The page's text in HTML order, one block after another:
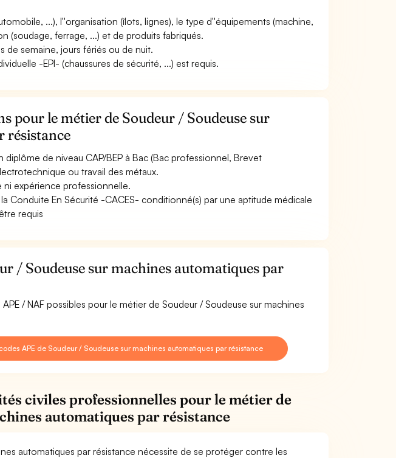
...), l''organisation (îlots, lignes), le type d''équipements (machine,
(soudage, ferrage, ...) et de produits fabriqués.
de semaine, jours fériés ou de nuit.
-EPI- (chaussures de sécurité, ...) est requis.
pour le métier de Soudeur / Soudeuse sur
résistance
de niveau CAP/BEP à Bac (Bac professionnel, Brevet
ou travail des métaux.
ni expérience professionnelle.
Conduite En Sécurité -CACES- conditionné(s) par une aptitude médicale
requis
/ Soudeuse sur machines automatiques par
/ NAF possibles pour le métier de Soudeur / Soudeuse sur machines
APE de Soudeur / Soudeuse sur machines automatiques par résistance
civiles professionnelles pour le métier de
automatiques par résistance
automatiques par résistance nécessite de se protéger contre les